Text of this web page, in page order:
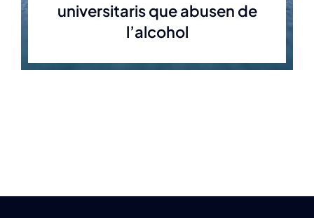
universitaris que abusen de
l’alcohol